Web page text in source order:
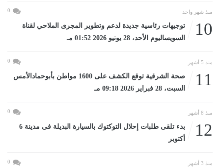
منذ شهر واحد 0
10
توجيهات رئاسية جديدة لدعم وتطوير المجرى الملاحي لقناة
السويساليوم الأحد، 28 يونيو 2026 01:52 مـ
منذ 5 أشهر 0
11
صحة الشرقية توقع الكشف على 1600 مواطن بأبوحمادالأمس
السبت، 28 فبراير 2026 09:18 مـ
منذ 8 أشهر 0
12
بدء تلقى طلبات إحلال التوكتوك بالسيارة البديلة فى مدينة 6
أكتوبر
منذ 3 أشهر 0